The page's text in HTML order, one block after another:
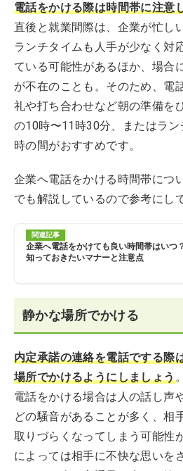
電話をかける際は時間帯に注意
直後と就業間際は、企業が忙し
ランチタイムも人手が少なく対
ている可能性があるほか、場合
が不在のことも。そのため、電
礼や打ち合わせなど朝の準備を
の10時〜11時30分、またはラ
時の間がおすすめです。
企業へ電話をかける時間帯につ
でも解説しているので参考にし
関連記事
企業へ電話をかけても良い時間帯はいつ
知っておきたいマナーと注意点
静かな場所でかける
内定承諾の連絡を電話でする際
場所でかけるようにしましょう
電話をかける場合は人の話し声
どの騒音があることが多く、相
取りづらくなってしまう可能性
によっては相手に不快な思いを